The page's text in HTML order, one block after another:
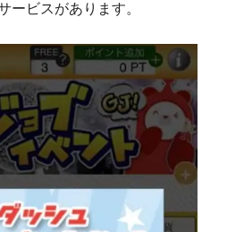
ービスがあります。